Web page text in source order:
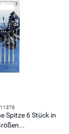
Spitze 6 Stück in